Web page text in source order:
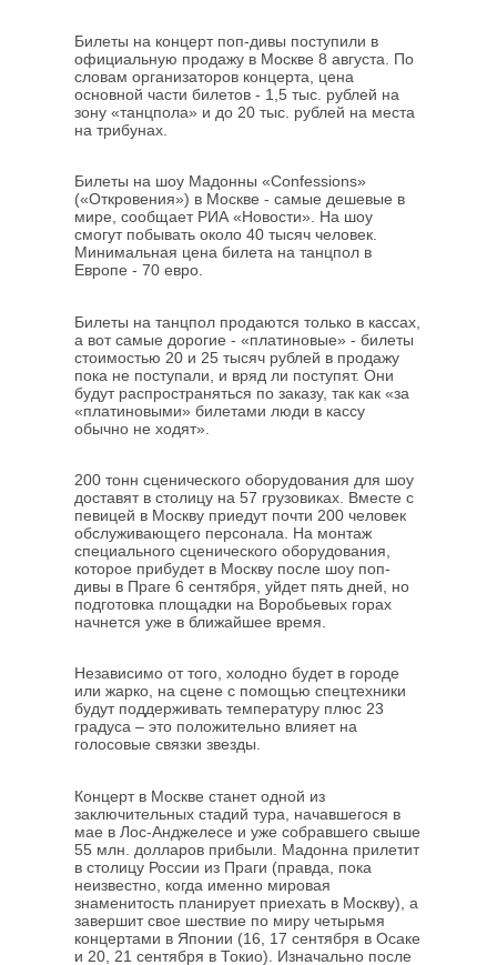
Билеты на концерт поп-дивы поступили в
официальную продажу в Москве 8 августа. По
словам организаторов концерта, цена
основной части билетов - 1,5 тыс. рублей на
зону «танцпола» и до 20 тыс. рублей на места
на трибунах.
Билеты на шоу Мадонны «Confessions»
(«Откровения») в Москве - самые дешевые в
мире, сообщает РИА «Новости». На шоу
смогут побывать около 40 тысяч человек.
Минимальная цена билета на танцпол в
Европе - 70 евро.
Билеты на танцпол продаются только в кассах,
а вот самые дорогие - «платиновые» - билеты
стоимостью 20 и 25 тысяч рублей в продажу
пока не поступали, и вряд ли поступят. Они
будут распространяться по заказу, так как «за
«платиновыми» билетами люди в кассу
обычно не ходят».
200 тонн сценического оборудования для шоу
доставят в столицу на 57 грузовиках. Вместе с
певицей в Москву приедут почти 200 человек
обслуживающего персонала. На монтаж
специального сценического оборудования,
которое прибудет в Москву после шоу поп-
дивы в Праге 6 сентября, уйдет пять дней, но
подготовка площадки на Воробьевых горах
начнется уже в ближайшее время.
Независимо от того, холодно будет в городе
или жарко, на сцене с помощью спецтехники
будут поддерживать температуру плюс 23
градуса – это положительно влияет на
голосовые связки звезды.
Концерт в Москве станет одной из
заключительных стадий тура, начавшегося в
мае в Лос-Анджелесе и уже собравшего свыше
55 млн. долларов прибыли. Мадонна прилетит
в столицу России из Праги (правда, пока
неизвестно, когда именно мировая
знаменитость планирует приехать в Москву), а
завершит свое шествие по миру четырьмя
концертами в Японии (16, 17 сентября в Осаке
и 20, 21 сентября в Токио). Изначально после